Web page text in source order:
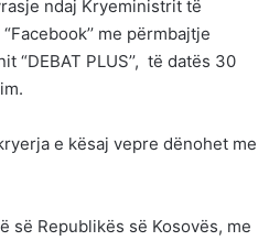
ndaj Kryeministrit të
me përmbajtje
PLUS’’, të datës 30
e kësaj vepre dënohet me
së Republikës së Kosovës, me